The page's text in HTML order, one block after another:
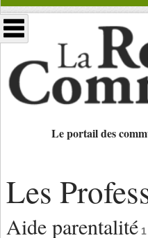
Le portail des
Les
Aide parentalité